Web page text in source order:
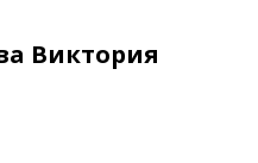
Виктория